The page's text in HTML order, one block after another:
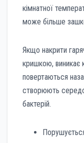
кімнатної
може більше
Якщо накрити
кришкою, виникає
повертаються
створюють
бактерій.